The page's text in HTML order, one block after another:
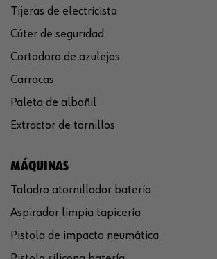
Tijeras de electricista
Cúter de seguridad
Cortadora de azulejos
Carracas
Paleta de albañil
Extractor de tornillos
MÁQUINAS
Taladro atornillador batería
Aspirador limpia tapicería
Pistola de impacto neumática